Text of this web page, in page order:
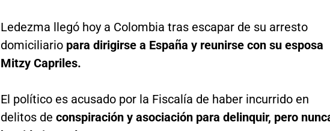
Ledezma llegó hoy a Colombia tras escapar de su arresto
domiciliariopara dirigirse a España y reunirse con su esposa
Mitzy Capriles.
El político es acusado por la Fiscalía de haber incurrido en
delitos de conspiración y asociación para delinquir, pero